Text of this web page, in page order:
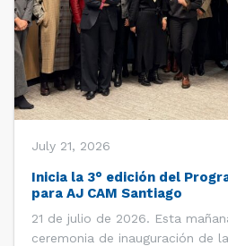
July 21, 2026
Inicia la 3° edición del
para AJ CAM Santiago
21 de julio de 2026. Esta
ceremonia de inauguración de